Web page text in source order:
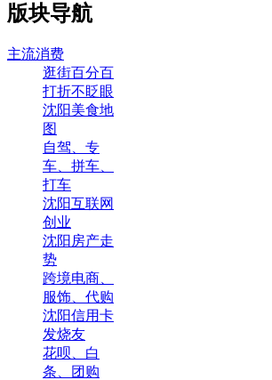
版块导航
主流消费
逛街百分百
打折不眨眼
沈阳美食地
图
自驾、专
车、拼车、
打车
沈阳互联网
创业
沈阳房产走
势
跨境电商、
服饰、代购
沈阳信用卡
发烧友
花呗、白
条、团购